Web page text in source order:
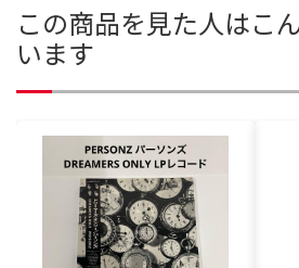
この商品を見た人はこ
います